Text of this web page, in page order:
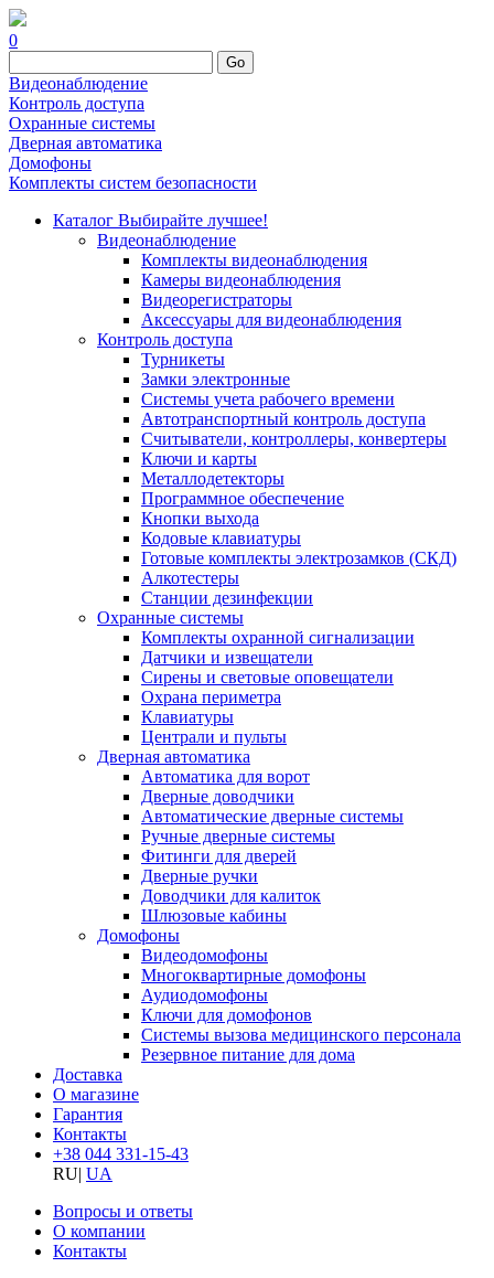
0
Go
Видеонаблюдение
Контроль доступа
Охранные системы
Дверная автоматика
Домофоны
Комплекты систем безопасности
Каталог Выбирайте лучшее!
Видеонаблюдение
Комплекты видеонаблюдения
Камеры видеонаблюдения
Видеорегистраторы
Аксессуары для видеонаблюдения
Контроль доступа
Турникеты
Замки электронные
Системы учета рабочего времени
Автотранспортный контроль доступа
Считыватели, контроллеры, конвертеры
Ключи и карты
Металлодетекторы
Программное обеспечение
Кнопки выхода
Кодовые клавиатуры
Готовые комплекты электрозамков (СКД)
Алкотестеры
Станции дезинфекции
Охранные системы
Комплекты охранной сигнализации
Датчики и извещатели
Сирены и световые оповещатели
Охрана периметра
Клавиатуры
Централи и пульты
Дверная автоматика
Автоматика для ворот
Дверные доводчики
Автоматические дверные системы
Ручные дверные системы
Фитинги для дверей
Дверные ручки
Доводчики для калиток
Шлюзовые кабины
Домофоны
Видеодомофоны
Многоквартирные домофоны
Аудиодомофоны
Ключи для домофонов
Системы вызова медицинского персонала
Резервное питание для дома
Доставка
О магазине
Гарантия
Контакты
+38 044 331-15-43
RU| UA
Вопросы и ответы
О компании
Контакты